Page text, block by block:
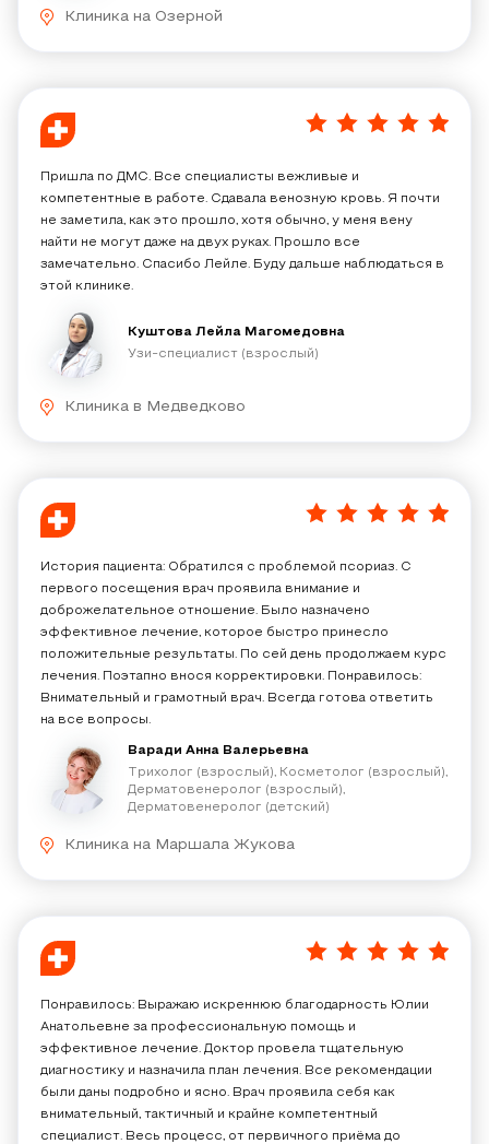
Клиника на Озерной
5/5
Пришла по ДМС. Все специалисты вежливые и
компетентные в работе. Сдавала венозную кровь. Я почти
не заметила, как это прошло, хотя обычно, у меня вену
найти не могут даже на двух руках. Прошло все
замечательно. Спасибо Лейле. Буду дальше наблюдаться в
этой клинике.
Куштова Лейла Магомедовна
Узи-специалист (взрослый)
Клиника в Медведково
5/5
История пациента: Обратился с проблемой псориаз​. С
первого посещения врач проявила внимание и
доброжелательное отношение. Было назначено
эффективное лечение, которое быстро принесло
положительные результаты. По сей день продолжаем курс
лечения. Поэтапно внося корректировки. Понравилось:
Внимательный и грамотный врач. Всегда готова ответить
на все вопросы.
Варади Анна Валерьевна
Трихолог (взрослый), Косметолог (взрослый),
Дерматовенеролог (взрослый),
Дерматовенеролог (детский)
Клиника на Маршала Жукова
5/5
Понравилось: Выражаю искреннюю благодарность Юлии
Анатольевне за профессиональную помощь и
эффективное лечение. Доктор провела тщательную
диагностику и назначила план лечения. Все рекомендации
были даны подробно и ясно. Врач проявила себя как
внимательный, тактичный и крайне компетентный
специалист. Весь процесс, от первичного приёма до